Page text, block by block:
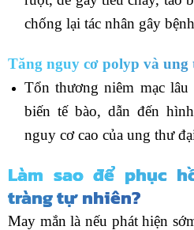
chống lại tác nhân gây
Tăng nguy cơ polyp và
Tổn thương niêm mạc
biến tế bào, dẫn đến
nguy cơ cao của ung thư
Làm sao để phục
tràng tự nhiên?
May mắn là nếu phát hiện